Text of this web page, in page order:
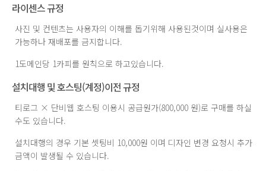
라이센스 규정
사진 및 컨텐츠는 사용자의 이해를 돕기위해 사용된것이며 실사용은
가능하나 재배포를 금지합니다.
1도메인당 1카피를 원칙으로 하고있습니다.
설치대행 및 호스팅(계정)이전 규정
티로그 × 단비웹 호스팅 이용시 공급원가(800,000 원)로 구매를 하실
수도 있습니다.
설치대행의 경우 기본 셋팅비 10,000원 이며 디자인 변경 요청시 추가
금액이 발생될 수 있습니다.